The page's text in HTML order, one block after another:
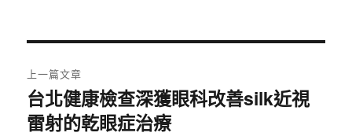
章
導
上一篇文章
上
一
台北健康檢查深獲眼科改善silk近視
雷射的乾眼症治療